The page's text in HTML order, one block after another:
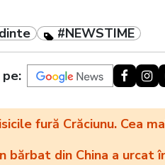
#NEWSTIME
fură Crăciunu. Cea
bărbat din China a